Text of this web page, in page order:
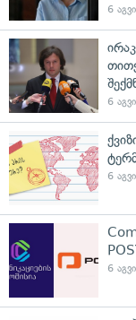
6
6
6
6